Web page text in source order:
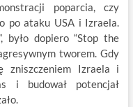
poparcia, czy
po ataku USA i Izraela.
było dopiero “Stop the
tworem. Gdy
zniszczeniem Izraela i
i budował potencjał